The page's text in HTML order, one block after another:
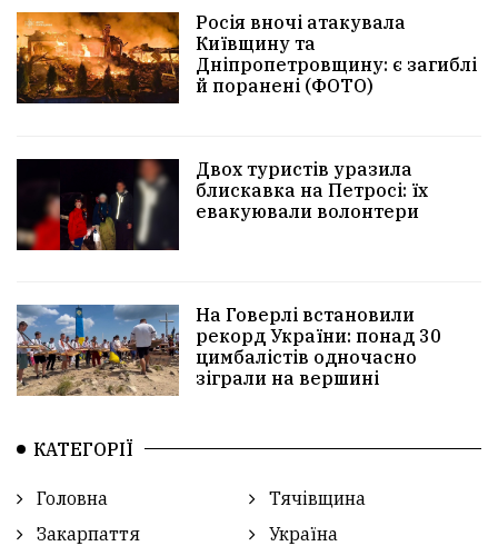
Росія вночі атакувала
Київщину та
Дніпропетровщину: є загиблі
й поранені (ФОТО)
Двох туристів уразила
блискавка на Петросі: їх
евакуювали волонтери
На Говерлі встановили
рекорд України: понад 30
цимбалістів одночасно
зіграли на вершині
КАТЕГОРІЇ
Головна
Тячівщина
Закарпаття
Україна